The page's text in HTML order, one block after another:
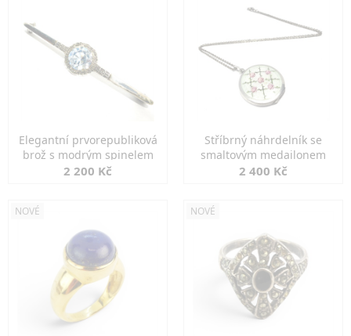
Elegantní prvorepubliková
brož s modrým spinelem
2 200 Kč
Stříbrný náhrdelník se
smaltovým medailonem
2 400 Kč
NOVÉ NOVÉ